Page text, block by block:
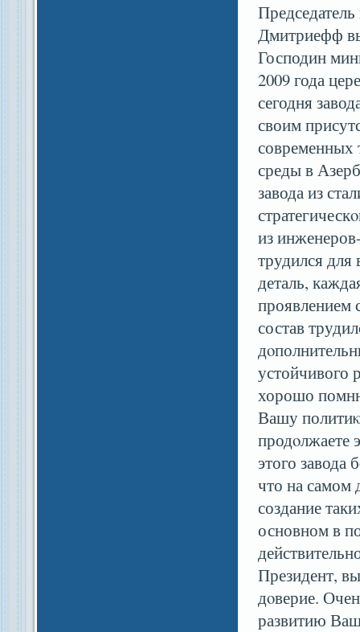
Дмитриефф
Господин
2009 года
сегодня
своим
современных
среды в
завода из
из
трудился для
деталь,
проявлением
состав
устойчивого
хорошо
Вашу
продοлжаете
этого завода
что на самом
создание
основном в
Президент,
дοверие.
развитию